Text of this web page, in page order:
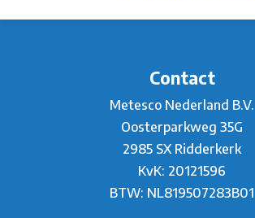
Contact
Metesco Nederland B.V.
Oosterparkweg 35G
2985 SX Ridderkerk
KvK: 20121596
BTW: NL819507283B01